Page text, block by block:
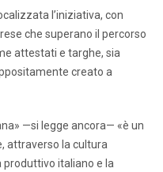
l’iniziativa, con
che superano il percorso
attestati e targhe, sia
creato a
—si legge ancora— «è un
attraverso la cultura
italiano e la